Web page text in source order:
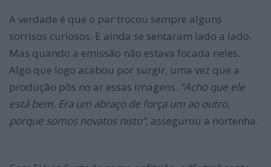
A verdade é que o par trocou sempre alguns
sorrisos curiosos. E ainda se sentaram lado a lado.
Mas quando a emissão não estava focada neles.
Algo que logo acabou por surgir, uma vez que a
produção pôs no ar essas imagens. “Acho que ele
está bem. Era um abraço de força um ao outro,
porque somos novatos nisto”, assegurou a nortenha.